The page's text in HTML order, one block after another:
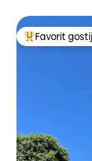
Glavni favorit
Favorit